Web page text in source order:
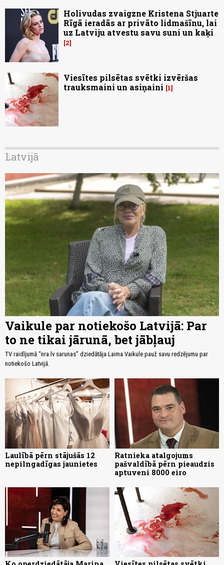
Holivudas zvaigzne Kristena Stjuarte
Rīgā ieradās ar privāto lidmašīnu, lai
uz Latviju atvestu savu suni un kaķi
2
Viesītes pilsētas svētki izvēršas
trauksmaini un asiņaini
1
Latvijā
Vaikule par notiekošo Latvijā: Par
to ne tikai jārunā, bet jābļauj
TV raidījumā “nra.lv sarunas” dziedātāja Laima Vaikule pauž savu redzējumu par
notiekošo Latvijā.
Laulībā pērn stājušās 12
nepilngadīgas jaunietes
Ratnieka atalgojums
pašvaldībā pērn pieaudzis
aptuveni 8000 eiro